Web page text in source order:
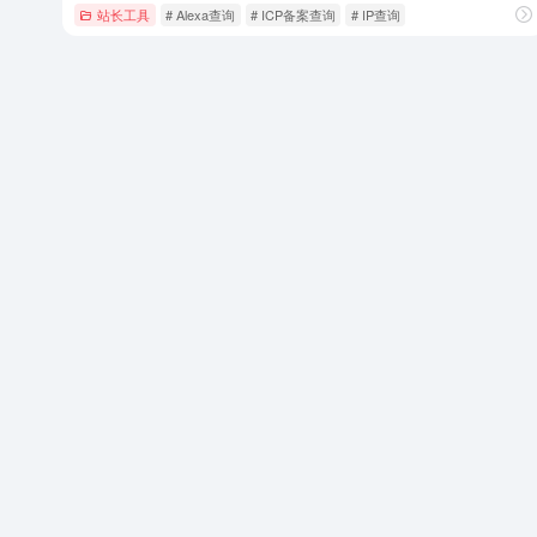
站长工具 # Alexa查询 # ICP备案查询 # IP查询